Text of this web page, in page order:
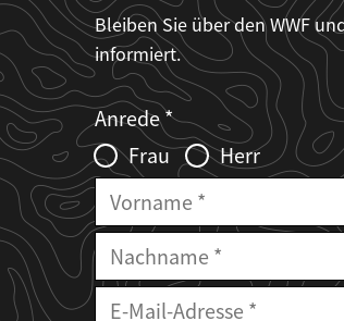
Bleiben Sie über den WWF
informiert.
Web2Case
Infofelder
Fieldset
anrede_name
Anrede
Frau
Herr
Vorname
Nachname
E-
Mailadresse